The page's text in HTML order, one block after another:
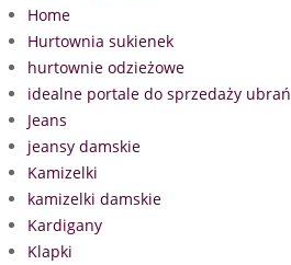
Home
Hurtownia sukienek
hurtownie odzieżowe
idealne portale do sprzedaży ubrań
Jeans
jeansy damskie
Kamizelki
kamizelki damskie
Kardigany
Klapki